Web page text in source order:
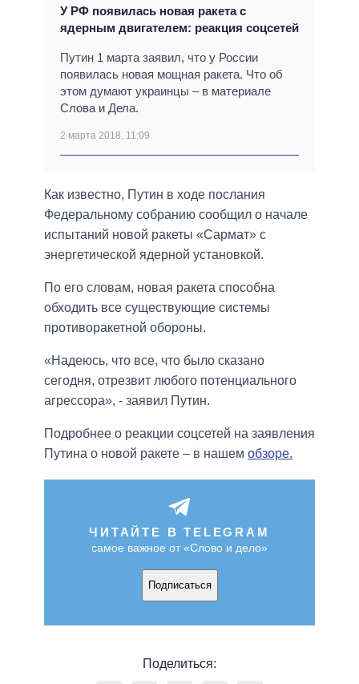
У РФ появилась новая ракета с
ядерным двигателем: реакция соцсетей
Путин 1 марта заявил, что у России
появилась новая мощная ракета. Что об
этом думают украинцы – в материале
Слова и Дела.
2 марта 2018, 11:09
Как известно, Путин в ходе послания
Федеральному собранию сообщил о начале
испытаний новой ракеты «Сармат» с
энергетической ядерной установкой.
По его словам, новая ракета способна
обходить все существующие системы
противоракетной обороны.
«Надеюсь, что все, что было сказано
сегодня, отрезвит любого потенциального
агрессора», - заявил Путин.
Подробнее о реакции соцсетей на заявления
Путина о новой ракете – в нашем обзоре.
ЧИТАЙТЕ В TELEGRAM
самое важное от «Слово и дело»
Подписаться
Поделиться: